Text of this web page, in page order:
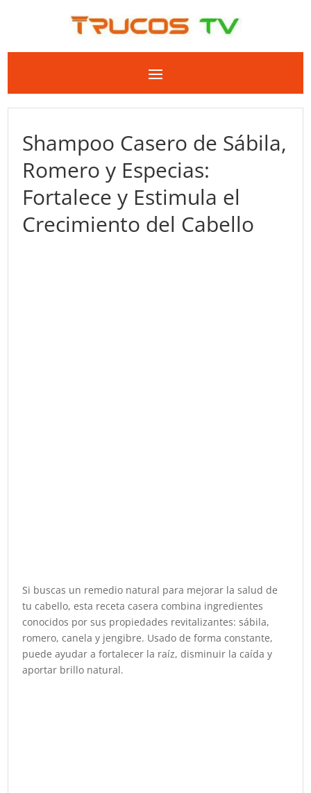
Shampoo Casero de Sábila,
Romero y Especias:
Fortalece y Estimula el
Crecimiento del Cabello
Si buscas un remedio natural para mejorar la salud de
tu cabello, esta receta casera combina ingredientes
conocidos por sus propiedades revitalizantes: sábila,
romero, canela y jengibre. Usado de forma constante,
puede ayudar a fortalecer la raíz, disminuir la caída y
aportar brillo natural.